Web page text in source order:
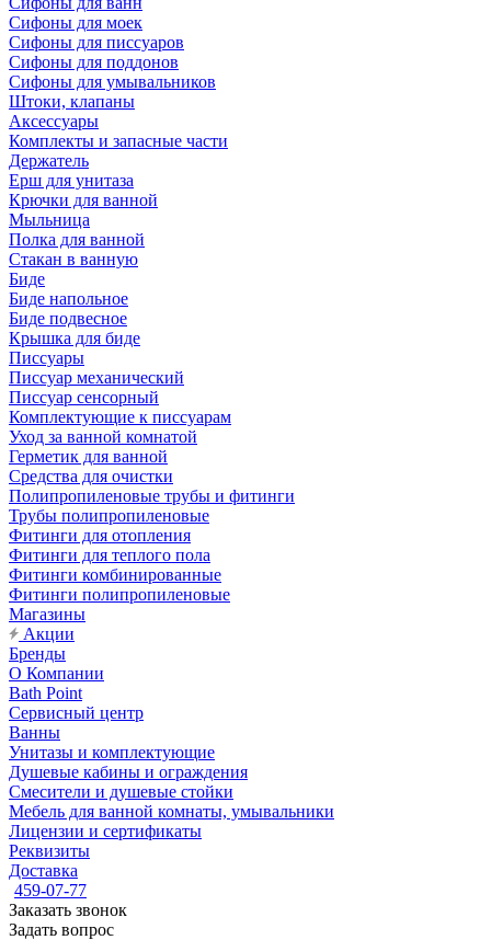
Сифоны для моек
Сифоны для писсуаров
Сифоны для поддонов
Сифоны для умывальников
Штоки, клапаны
Аксессуары
Комплекты и запасные части
Держатель
Ерш для унитаза
Крючки для ванной
Мыльница
Полка для ванной
Стакан в ванную
Биде
Биде напольное
Биде подвесное
Крышка для биде
Писсуары
Писсуар механический
Писсуар сенсорный
Комплектующие к писсуарам
Уход за ванной комнатой
Герметик для ванной
Средства для очистки
Полипропиленовые трубы и фитинги
Трубы полипропиленовые
Фитинги для отопления
Фитинги для теплого пола
Фитинги комбинированные
Фитинги полипропиленовые
Магазины
Акции
Бренды
О Компании
Bath Point
Сервисный центр
Ванны
Унитазы и комплектующие
Душевые кабины и ограждения
Смесители и душевые стойки
Мебель для ванной комнаты, умывальники
Лицензии и сертификаты
Реквизиты
Доставка
459-07-77
Заказать звонок
Задать вопрос